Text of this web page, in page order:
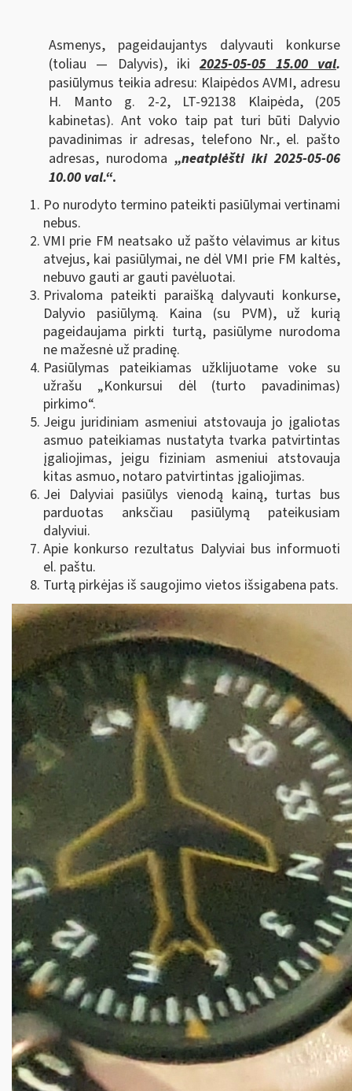
Asmenys, pageidaujantys dalyvauti konkurse
(toliau — Dalyvis), iki2025-05-05 15.00 val.
pasiūlymus teikia adresu: Klaipėdos AVMI, adresu
H. Manto g. 2-2, LT-92138 Klaipėda, (205
kabinetas). Ant voko taip pat turi būti Dalyvio
pavadinimas ir adresas, telefono Nr., el. pašto
adresas, nurodoma „neatplėšti iki2025-05-06
10.00 val.“.
Po nurodyto termino pateikti pasiūlymai vertinami
nebus.
VMI prie FM neatsako už pašto vėlavimus ar kitus
atvejus, kai pasiūlymai, ne dėl VMI prie FM kaltės,
nebuvo gauti ar gauti pavėluotai.
Privaloma pateikti paraišką dalyvauti konkurse,
Dalyvio pasiūlymą. Kaina (su PVM), už kurią
pageidaujama pirkti turtą, pasiūlyme nurodoma
ne mažesnė už pradinę.
Pasiūlymas pateikiamas užklijuotame voke su
užrašu „Konkursui dėl (turto pavadinimas)
pirkimo“.
Jeigu juridiniam asmeniui atstovauja jo įgaliotas
asmuo pateikiamas nustatyta tvarka patvirtintas
įgaliojimas, jeigu fiziniam asmeniui atstovauja
kitas asmuo, notaro patvirtintas įgaliojimas.
Jei Dalyviai pasiūlys vienodą kainą, turtas bus
parduotas anksčiau pasiūlymą pateikusiam
dalyviui.
Apie konkurso rezultatus Dalyviai bus informuoti
el. paštu.
Turtą pirkėjas iš saugojimo vietos išsigabena pats.